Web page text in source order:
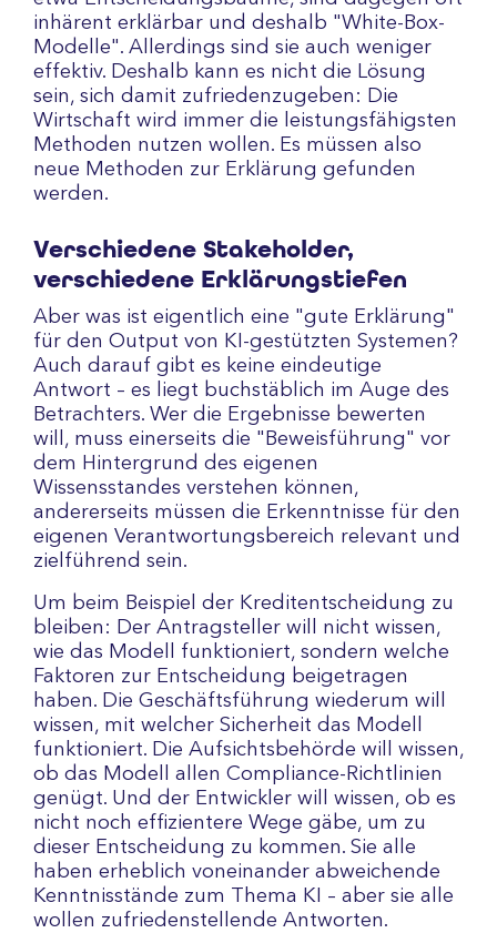
inhärent erklärbar und deshalb "White-Box-
Modelle". Allerdings sind sie auch weniger
effektiv. Deshalb kann es nicht die Lösung
sein, sich damit zufriedenzugeben: Die
Wirtschaft wird immer die leistungsfähigsten
Methoden nutzen wollen. Es müssen also
neue Methoden zur Erklärung gefunden
werden.
Verschiedene Stakeholder,
verschiedene Erklärungstiefen
Aber was ist eigentlich eine "gute Erklärung"
für den Output von KI-gestützten Systemen?
Auch darauf gibt es keine eindeutige
Antwort – es liegt buchstäblich im Auge des
Betrachters. Wer die Ergebnisse bewerten
will, muss einerseits die "Beweisführung" vor
dem Hintergrund des eigenen
Wissensstandes verstehen können,
andererseits müssen die Erkenntnisse für den
eigenen Verantwortungsbereich relevant und
zielführend sein.
Um beim Beispiel der Kreditentscheidung zu
bleiben: Der Antragsteller will nicht wissen,
wie das Modell funktioniert, sondern welche
Faktoren zur Entscheidung beigetragen
haben. Die Geschäftsführung wiederum will
wissen, mit welcher Sicherheit das Modell
funktioniert. Die Aufsichtsbehörde will wissen,
ob das Modell allen Compliance-Richtlinien
genügt. Und der Entwickler will wissen, ob es
nicht noch effizientere Wege gäbe, um zu
dieser Entscheidung zu kommen. Sie alle
haben erheblich voneinander abweichende
Kenntnisstände zum Thema KI – aber sie alle
wollen zufriedenstellende Antworten.